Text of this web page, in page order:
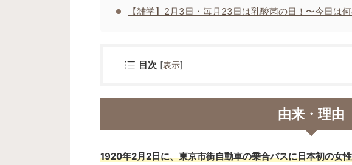
【雑学】2月3日・毎月23日は乳酸菌の日！〜今日は何
目次 [表示]
由来・理由
1920年2月2日に、東京市街自動車の乗合バスに日本初の女